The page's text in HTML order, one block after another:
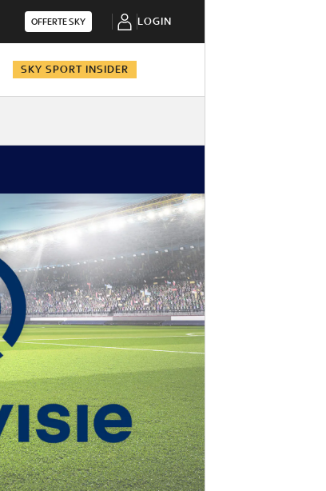
OFFERTE SKY LOGIN
SKY SPORT INSIDER